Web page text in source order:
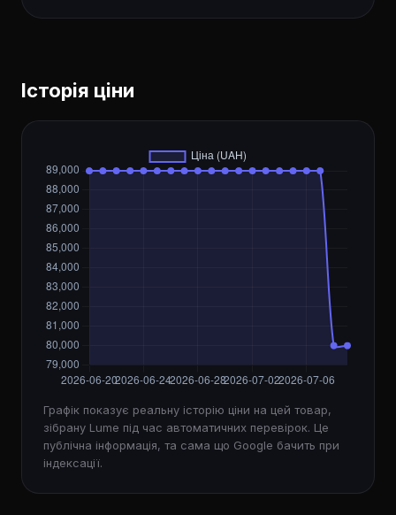
Історія ціни
Графік показує реальну історію ціни на цей товар,
зібрану Lume під час автоматичних перевірок. Це
публічна інформація, та сама що Google бачить при
індексації.